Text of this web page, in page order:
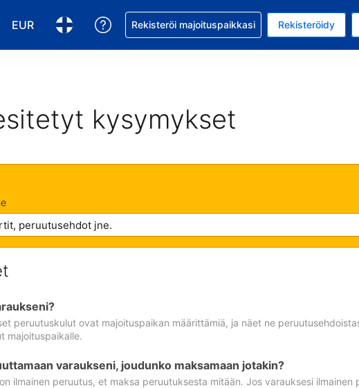
EUR
Valitse valuutta. Tämänhetkinen valuutta on EUR
Valitse kieli. Tämänhetkinen kieli on Suomi
Pyydä apua varauksesi kanssa
Rekisteröi majoituspaikkasi Rekisteröidy
kysymykset
peruutuskulut ovat majoituspaikan määrittämiä, ja näet ne
majoituspaikalle.
varaukseni, joudunko maksamaan jotakin?
ilmainen peruutus, et maksa peruutuksesta mitään. Jos varauksesi ilmainen